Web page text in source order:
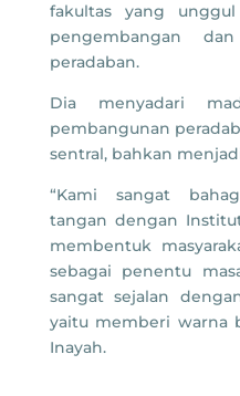
fakultas yang
pengembangan
peradaban.
Dia menyadari
pembangunan
sentral, bahkan
“Kami sangat
tangan dengan
membentuk
sebagai penentu
sangat sejalan
yaitu memberi warna
Inayah.